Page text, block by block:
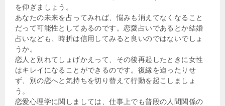
を仰ぎましょう。
あなたの未来を占ってみれば、悩みも消えてなくなること
だって可能性としてあるのです。恋愛占いであるとか結婚
占いなども、時折は信用してみると良いのではないでしょ
うか。
恋人と別れてしょげかえって、その後再起したときに女性
はキレイになることができるのです。復縁を迫ったりせ
ず、別の恋へと気持ちを切り替えて行動を起こしましょ
う。
恋愛心理学に関しましては、仕事上でも普段の人間関係の